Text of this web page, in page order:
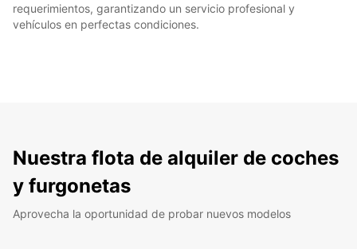
requerimientos, garantizando un servicio profesional y
vehículos en perfectas condiciones.
Nuestra flota de alquiler de coches
y furgonetas
Aprovecha la oportunidad de probar nuevos modelos